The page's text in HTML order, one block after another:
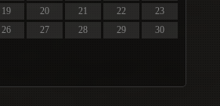
19 20 21 22
23
26 27 28 29
30